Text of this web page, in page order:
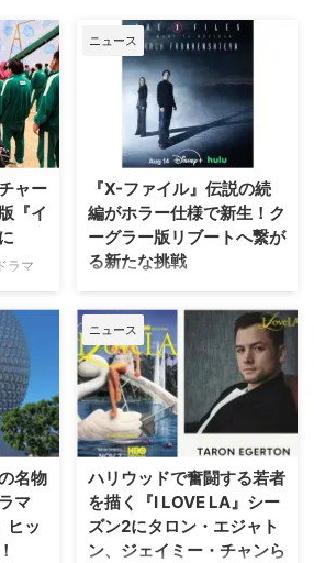
ャー
『イ
ラマ
ガホン
ンオ
画開
にな
イズ初
ズとし
配信プ
舞台か
米
デヴ
てい
ニュース
『X-ファイル』伝説の続
編がホラー仕様で新生！ク
ーグラー版リブートへ繋が
る新たな挑戦
SFサスペンスの金字塔『X-ファ
イル』の劇場版第2作『X-ファイ
ル：真実を求めて』が、18年の時
を経て、クリス・カーター監督の
手によるよりダークなディレクタ
ーズ・カット版として遂に日の目
を浴びることが決定した。 18年
の時を経て明かされる『X-ファイ
本・監督を務めた本作の本来のビ
ジョンが解禁されるにあたり、
Entertainment Weekly（EW）誌
はホラー映画さながらの予告編映
名物
マ
ヒッ
ニュース
ハリウッドで奮闘する若者
を描く『I LOVE LA』シー
ズン2にタロン・エジャト
ン、ジェイミー・チャンら